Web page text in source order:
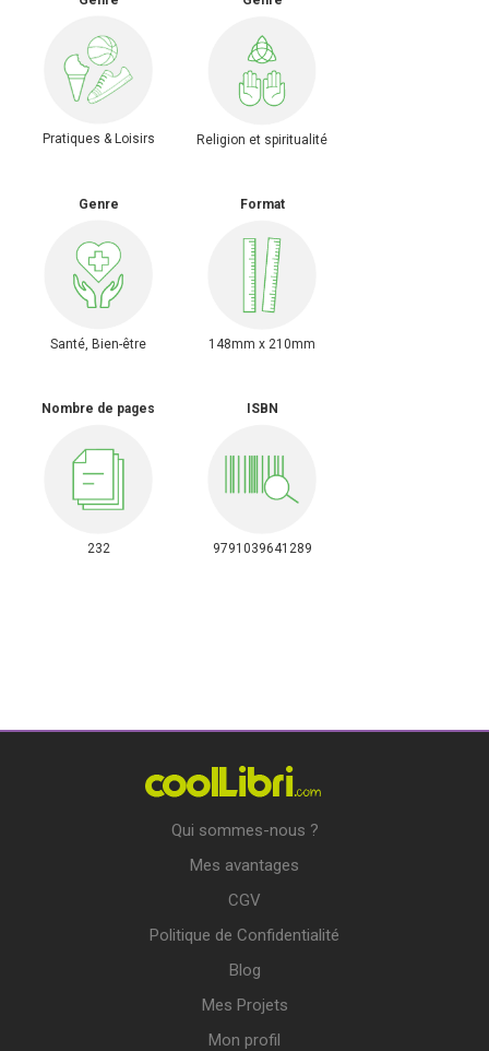
Pratiques & Loisirs Religion et spiritualité
Genre
Santé, Bien-être
Format
148mm x 210mm
Nombre de pages
232
ISBN
9791039641289
Qui sommes-nous ?
Mes avantages
CGV
Politique de Confidentialité
Blog
Mes Projets
Mon profil